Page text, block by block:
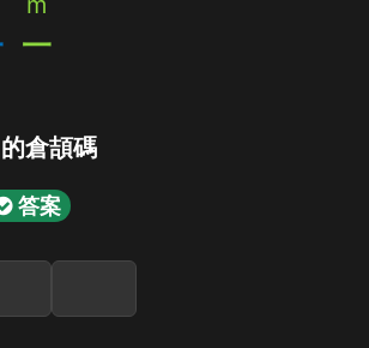
一
倉頡碼
答案